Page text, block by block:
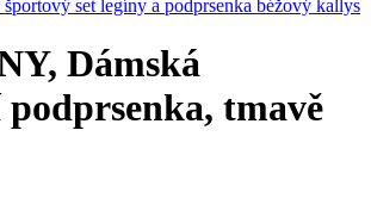
Dámská
tmavě